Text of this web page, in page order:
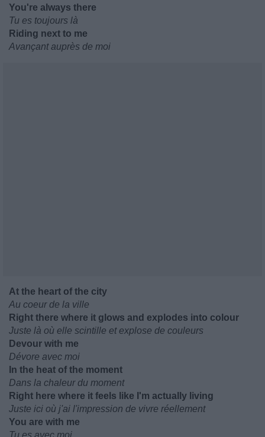
You're always there
Tu es toujours là
Riding next to me
Avançant auprès de moi
At the heart of the city
Au coeur de la ville
Right there where it glows and explodes into colour
Juste là où elle scintille et explose de couleurs
Devour with me
Dévore avec moi
In the heat of the moment
Dans la chaleur du moment
Right here where it feels like I'm actually living
Juste ici où j'ai l'impression de vivre réellement
You are with me
Tu es avec moi